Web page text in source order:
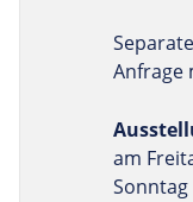
Separate
Anfrage
am